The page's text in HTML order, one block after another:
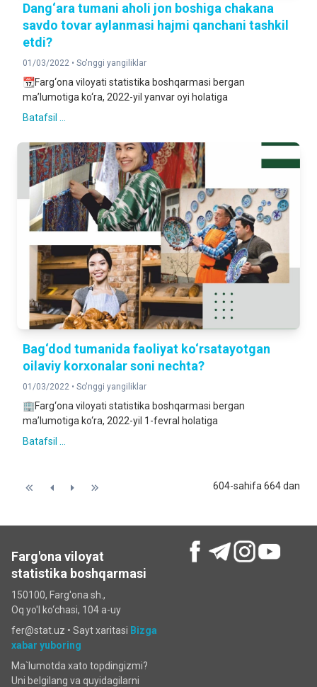
Dang‘ara tumani aholi jon boshiga chakana
savdo tovar aylanmasi hajmi qanchani tashkil
etdi?
01/03/2022 • So'nggi yangiliklar
📆Farg‘ona viloyati statistika boshqarmasi bergan
ma’lumotiga ko‘ra, 2022-yil yanvar oyi holatiga
Batafsil ...
Bag‘dod tumanida faoliyat ko‘rsatayotgan
oilaviy korxonalar soni nechta?
01/03/2022 • So'nggi yangiliklar
🏢Farg‘ona viloyati statistika boshqarmasi bergan
ma’lumotiga ko‘ra, 2022-yil 1-fevral holatiga
Batafsil ...
604-sahifa 664 dan
Farg'ona viloyat
statistika boshqarmasi
150100, Farg'ona sh.,
Oq yo'l ko‘chаsi, 104 a-uy
fer@stat.uz • Sayt xaritasi Bizga
xabar yuboring
Ma`lumotda xato topdingizmi?
Uni belgilang va quyidagilarni